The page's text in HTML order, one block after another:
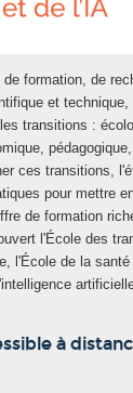
formation, de
et
transitions :
pédagogique,
ces transitions,
pour mettre
de formation
l'École des
l'École de la
à